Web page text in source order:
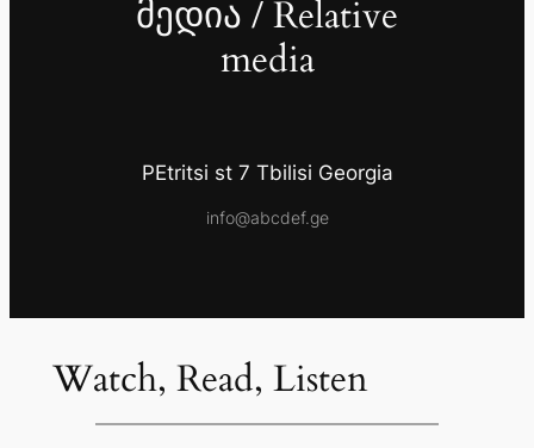
მედია / Relative
media
PEtritsi st 7 Tbilisi Georgia
info@abcdef.ge
Watch, Read, Listen